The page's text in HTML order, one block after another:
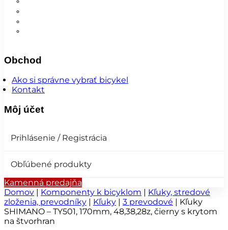
Obchod
Ako si správne vybrať bicykel
Kontakt
Môj účet
Prihlásenie / Registrácia
Obľúbené produkty
Kamenná predajňa
Domov | Komponenty k bicyklom | Kľuky, stredové
zloženia, prevodníky | Kľuky | 3 prevodové | Kľuky
SHIMANO – TY501, 170mm, 48,38,28z, čierny s krytom
na štvorhran